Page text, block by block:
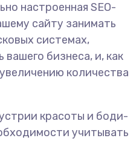
настроенная SEO-
сайту занимать
системах,
бизнеса, и, как
количества
красоты и боди-
учитывать